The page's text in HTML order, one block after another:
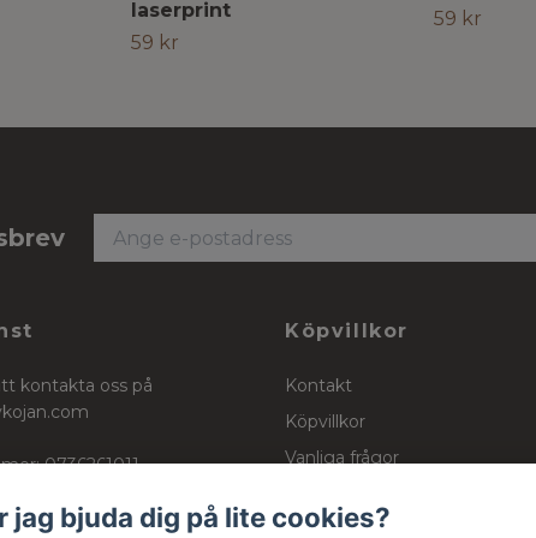
laserprint
59 kr
59 kr
kontakta oss på
0736261011
Köpvillkor
Kontakt
Köpvillkor
Vanliga frågor
jag bjuda dig på lite cookies?